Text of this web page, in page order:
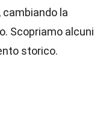
cambiando la
Scopriamo alcuni
storico.